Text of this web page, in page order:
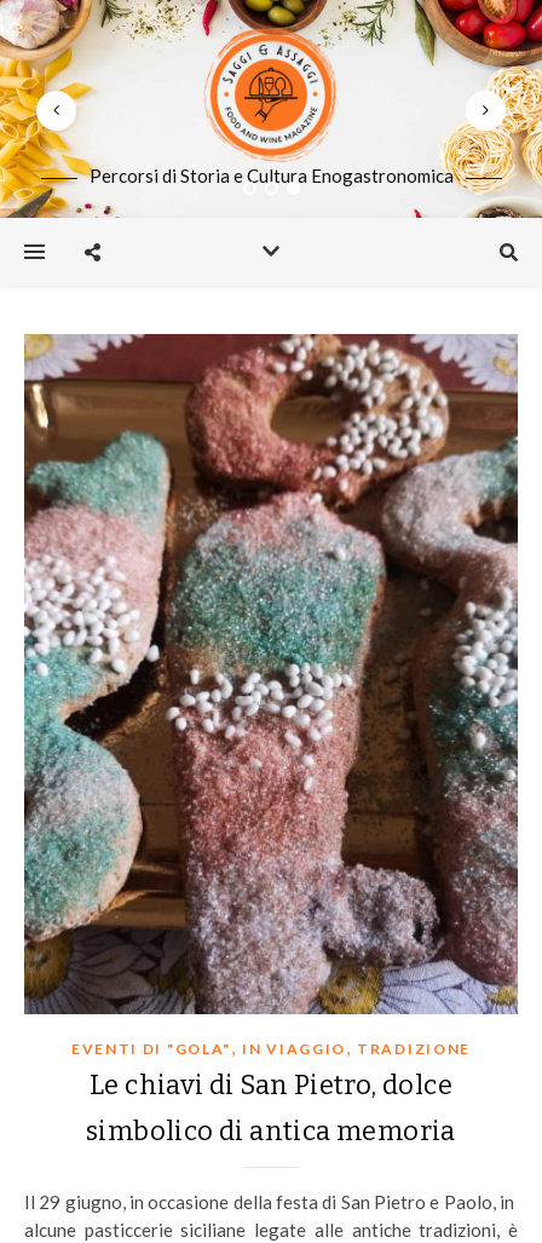
Percorsi di Storia e Cultura Enogastronomica
EVENTI DI "GOLA" , IN VIAGGIO , TRADIZIONE
Le chiavi di San Pietro, dolce
simbolico di antica memoria
Il 29 giugno, in occasione della festa di San Pietro e Paolo, in
alcune pasticcerie siciliane legate alle antiche tradizioni, è